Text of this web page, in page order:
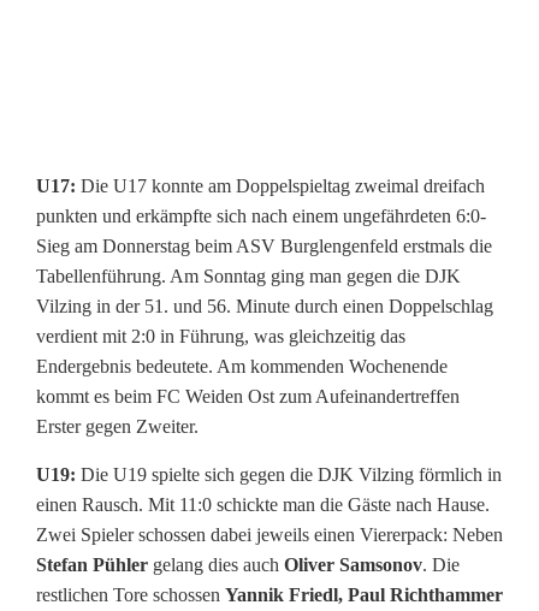
e
g
U17: Die U17 konnte am Doppelspieltag zweimal dreifach
punkten und erkämpfte sich nach einem ungefährdeten 6:0-
Sieg am Donnerstag beim ASV Burglengenfeld erstmals die
Tabellenführung. Am Sonntag ging man gegen die DJK
Vilzing in der 51. und 56. Minute durch einen Doppelschlag
verdient mit 2:0 in Führung, was gleichzeitig das
Endergebnis bedeutete. Am kommenden Wochenende
kommt es beim FC Weiden Ost zum Aufeinandertreffen
Erster gegen Zweiter.
U19: Die U19 spielte sich gegen die DJK Vilzing förmlich in
einen Rausch. Mit 11:0 schickte man die Gäste nach Hause.
Zwei Spieler schossen dabei jeweils einen Viererpack: Neben
Stefan Pühler gelang dies auch Oliver Samsonov. Die
restlichen Tore schossen Yannik Friedl, Paul Richthammer